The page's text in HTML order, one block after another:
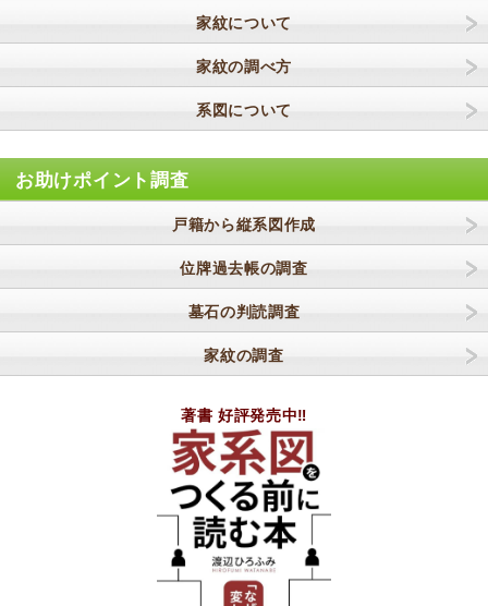
家紋について
家紋の調べ方
系図について
お助けポイント調査
戸籍から縦系図作成
位牌過去帳の調査
墓石の判読調査
家紋の調査
著書 好評発売中‼